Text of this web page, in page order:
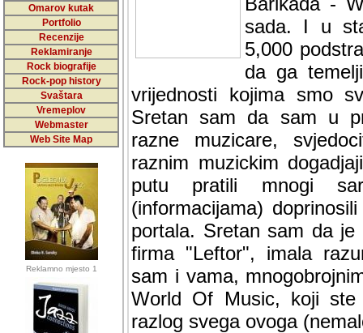
Omarov kutak
Portfolio
Recenzije
Reklamiranje
Rock biografije
Rock-pop history
Svaštara
Vremeplov
Webmaster
Web Site Map
Reklamno mjesto 1
sada. I u
5,000
da ga
vrijednosti kojima smo
Sretan sam da sam u
muzicare, svjedociti
muzickim dogadjajima...
mnogi saradnici koji
doprinosili vrijednosti i
sam da je i moj web
imala razumijevanja za
mnogobrojnim
Music, koji ste ga
ovoga (nemalog) rada.